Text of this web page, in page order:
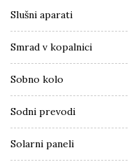
Slušni aparati
Smrad v kopalnici
Sobno kolo
Sodni prevodi
Solarni paneli